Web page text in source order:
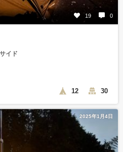
19 0
イド
12 30
2025年1月4日